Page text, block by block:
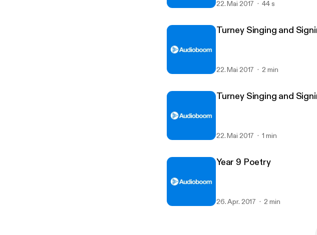
22. Mai 2017 44 s
Turney Singing and
22. Mai 2017 2 min
Turney Singing and
22. Mai 2017 1 min
Year 9 Poetry
26. Apr. 2017 2 min